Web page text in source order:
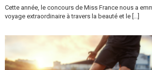
Cette année, le concours de Miss France nous a
voyage extraordinaire à travers la beauté et le [...]